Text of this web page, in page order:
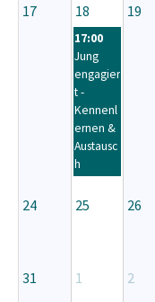
17 18
17:00
Jung
engagier
t -
Kennenl
ernen &
Austausc
h
19
24 25 26
31 1 2